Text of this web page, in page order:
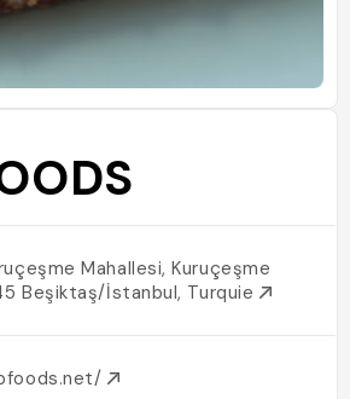
Mahallesi, Kuruçeşme
Beşiktaş/İstanbul, Turquie